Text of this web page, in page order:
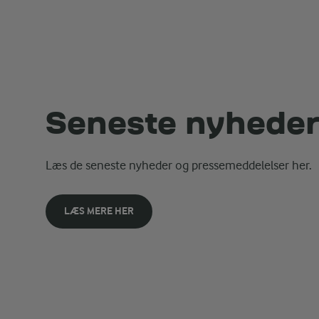
Seneste nyheder
Læs de seneste nyheder og pressemeddelelser her.
LÆS MERE HER